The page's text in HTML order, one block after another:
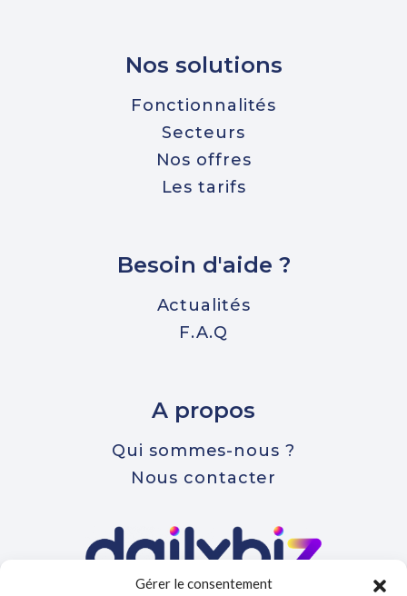
Gérer le consentement
Nos solutions
Fonctionnalités
Secteurs
Nos offres
Les tarifs
Besoin d'aide ?
Actualités
F.A.Q
A propos
Qui sommes-nous ?
Nous contacter